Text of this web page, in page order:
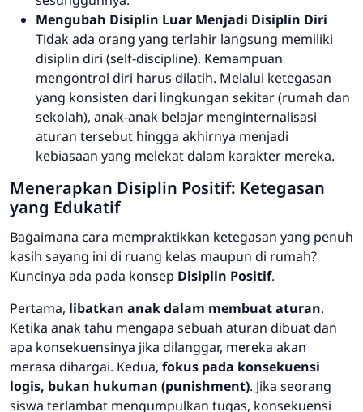
Mengubah Disiplin Luar Menjadi Disiplin Diri
Tidak ada orang yang terlahir langsung memiliki
disiplin diri (self-discipline). Kemampuan
mengontrol diri harus dilatih. Melalui ketegasan
yang konsisten dari lingkungan sekitar (rumah dan
sekolah), anak-anak belajar menginternalisasi
aturan tersebut hingga akhirnya menjadi
kebiasaan yang melekat dalam karakter mereka.
Menerapkan Disiplin Positif: Ketegasan
yang Edukatif
Bagaimana cara mempraktikkan ketegasan yang penuh
kasih sayang ini di ruang kelas maupun di rumah?
Kuncinya ada pada konsep Disiplin Positif.
Pertama, libatkan anak dalam membuat aturan.
Ketika anak tahu mengapa sebuah aturan dibuat dan
apa konsekuensinya jika dilanggar, mereka akan
merasa dihargai. Kedua, fokus pada konsekuensi
logis, bukan hukuman (punishment). Jika seorang
siswa terlambat mengumpulkan tugas, konsekuensi